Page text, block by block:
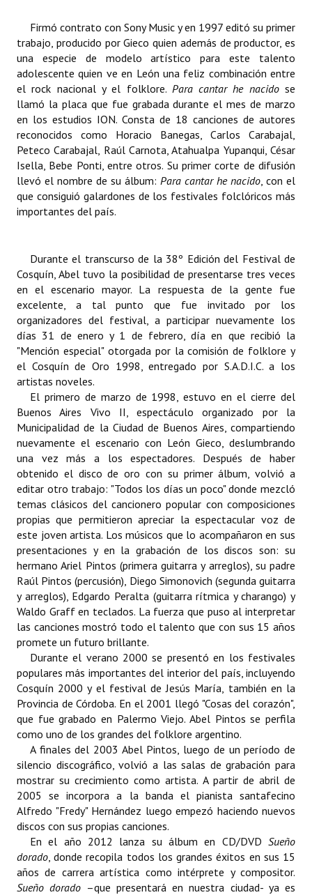
Firmó contrato con Sony Music y en 1997 editó su primer
trabajo, producido por Gieco quien además de productor, es
una especie de modelo artístico para este talento
adolescente quien ve en León una feliz combinación entre
el rock nacional y el folklore. Para cantar he nacidose
llamó la placa que fue grabada durante el mes de marzo
en los estudios ION. Consta de 18 canciones de autores
reconocidos como Horacio Banegas, Carlos Carabajal,
Peteco Carabajal, Raúl Carnota, Atahualpa Yupanqui, César
Isella, Bebe Ponti, entre otros. Su primer corte de difusión
llevó el nombre de su álbum: Para cantar he nacido, con el
que consiguió galardones de los festivales folclóricos más
importantes del país.
Durante el transcurso de la 38º Edición del Festival de
Cosquín, Abel tuvo la posibilidad de presentarse tres veces
en el escenario mayor. La respuesta de la gente fue
excelente, a tal punto que fue invitado por los
organizadores del festival, a participar nuevamente los
días 31 de enero y 1 de febrero, día en que recibió la
"Mención especial" otorgada por la comisión de folklore y
el Cosquín de Oro 1998, entregado por S.A.D.I.C. a los
artistas noveles.
El primero de marzo de 1998, estuvo en el cierre del
Buenos Aires Vivo II, espectáculo organizado por la
Municipalidad de la Ciudad de Buenos Aires, compartiendo
nuevamente el escenario con León Gieco, deslumbrando
una vez más a los espectadores. Después de haber
obtenido el disco de oro con su primer álbum, volvió a
editar otro trabajo: "Todos los días un poco" donde mezcló
temas clásicos del cancionero popular con composiciones
propias que permitieron apreciar la espectacular voz de
este joven artista. Los músicos que lo acompañaron en sus
presentaciones y en la grabación de los discos son: su
hermano Ariel Pintos (primera guitarra y arreglos), su padre
Raúl Pintos (percusión), Diego Simonovich (segunda guitarra
y arreglos), Edgardo Peralta (guitarra rítmica y charango) y
Waldo Graff en teclados. La fuerza que puso al interpretar
las canciones mostró todo el talento que con sus 15 años
promete un futuro brillante.
Durante el verano 2000 se presentó en los festivales
populares más importantes del interior del país, incluyendo
Cosquín 2000 y el festival de Jesús María, también en la
Provincia de Córdoba. En el 2001 llegó "Cosas del corazón",
que fue grabado en Palermo Viejo. Abel Pintos se perfila
como uno de los grandes del folklore argentino.
A finales del 2003 Abel Pintos, luego de un período de
silencio discográfico, volvió a las salas de grabación para
mostrar su crecimiento como artista. A partir de abril de
2005 se incorpora a la banda el pianista santafecino
Alfredo "Fredy" Hernández luego empezó haciendo nuevos
discos con sus propias canciones.
En el año 2012 lanza su álbum en CD/DVD Sueño
dorado, donde recopila todos los grandes éxitos en sus 15
años de carrera artística como intérprete y compositor.
Sueño dorado –que presentará en nuestra ciudad- ya es